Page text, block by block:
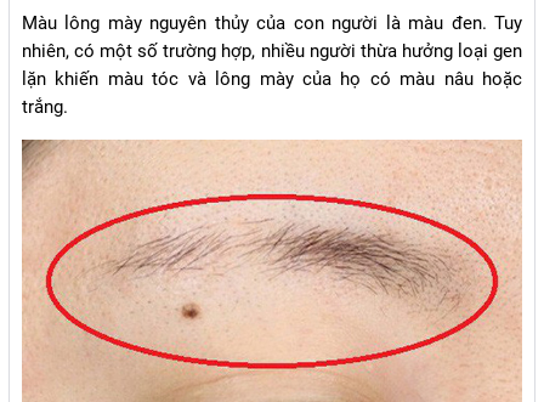
Màu lông mày nguyên thủy của con người là màu đen. Tuy
nhiên, có một số trường hợp, nhiều người thừa hưởng loại gen
lặn khiến màu tóc và lông mày của họ có màu nâu hoặc
trắng.